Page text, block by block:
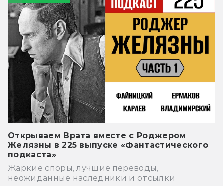
Открываем Врата вместе с Роджером
Желязны в 225 выпуске «Фантастического
подкаста»
Жаркие споры, лучшие переводы,
неожиданные наследники и отсылки